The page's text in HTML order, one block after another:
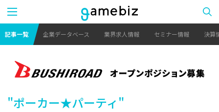
記事一覧 企業データベース 業界求人情報 セミナー情報 決算
"ポーカー★パーティ"